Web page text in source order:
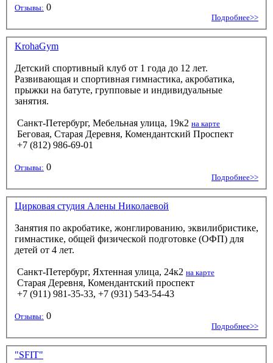
Отзывы: 0
Подробнее>>
KrohaGym
Детский спортивный клуб от 1 года до 12 лет.
Развивающая и спортивная гимнастика, акробатика,
прыжки на батуте, групповые и индивидуальные
занятия.
Санкт-Петербург, Мебельная улица, 19к2 на карте
Беговая, Старая Деревня, Комендантский Проспект
+7 (812) 986-69-01
Отзывы: 0
Подробнее>>
Цирковая студия Алены Николаевой
Занятия по акробатике, жонглированию, эквилибристике,
гимнастике, общей физической подготовке (ОФП) для
детей от 4 лет.
Санкт-Петербург, Яхтенная улица, 24к2 на карте
Старая Деревня, Комендантский проспект
+7 (911) 981-35-33, +7 (931) 543-54-43
Отзывы: 0
Подробнее>>
"SFIT"